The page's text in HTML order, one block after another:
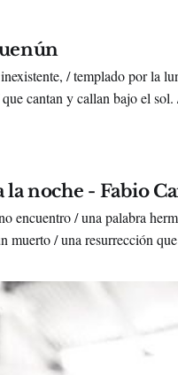
/ templado por la
lejanas, / durmiendo sobre piedras / que cantan y callan bajo
la noche - Fabio
encuentro / una palabra
muerto / una resurrección
/ comer / con fatal ansiedad /